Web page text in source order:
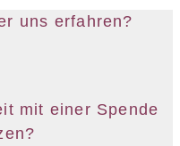
uns erfahren?
mit einer Spende